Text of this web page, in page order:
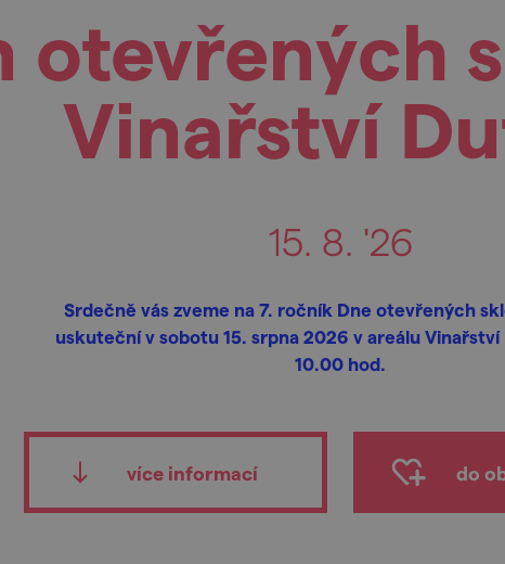
otevřených
Vinařství
15. 8. '26
Srdečně vás zveme na 7. ročník Dne otevřených
uskuteční v sobotu 15. srpna 2026 v areálu
10.00 hod.
více informací do